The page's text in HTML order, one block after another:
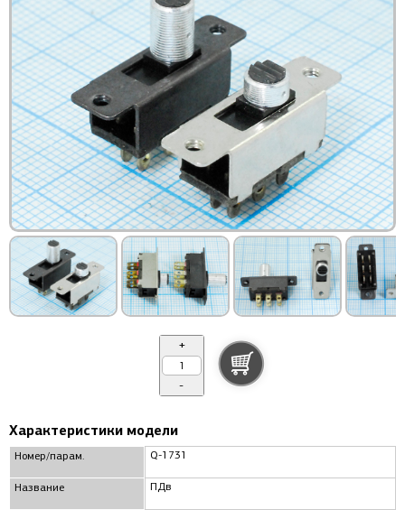
+
-
Характеристики модели
Номер/парам.
Название
Q-1731
ПДв